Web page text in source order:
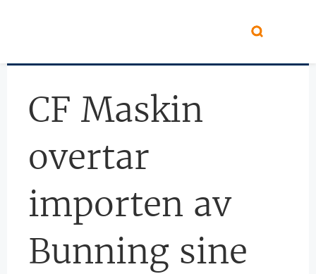
CF Maskin
overtar
importen av
Bunning sine